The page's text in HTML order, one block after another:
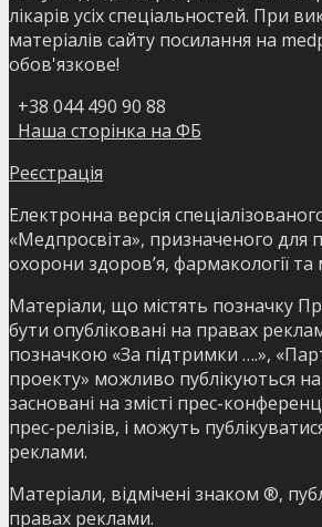
лікарів усіх спеціальностей. При
матеріалів сайту посилання на
обов'язкове!
+38 044 490 90 88
Наша сторінка на ФБ
Реєстрація
Електронна версія
«Медпросвіта», призначеного для
охорони здоров’я, фармакології
Матеріали, що містять позначку
бути опубліковані на правах
позначкою «За підтримки ….»,
проекту» можливо публікуються
засновані на змісті прес-
прес-релізів, і можуть
реклами.
Матеріали, відмічені знаком ®,
правах реклами.